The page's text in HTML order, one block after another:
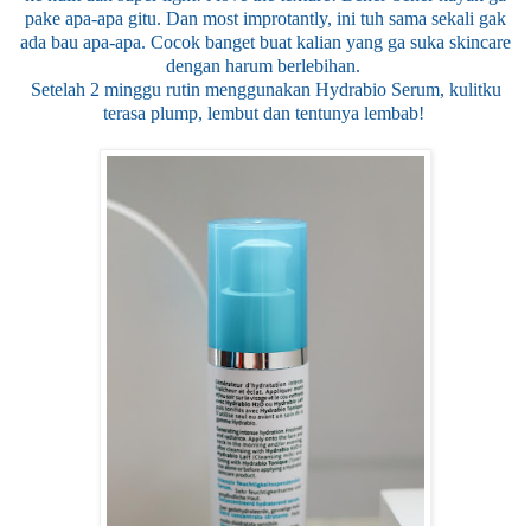
pake apa-apa gitu. Dan most improtantly, ini tuh sama sekali gak
ada bau apa-apa. Cocok banget buat kalian yang ga suka skincare
dengan harum berlebihan.
Setelah 2 minggu rutin menggunakan Hydrabio Serum, kulitku
terasa plump, lembut dan tentunya lembab!